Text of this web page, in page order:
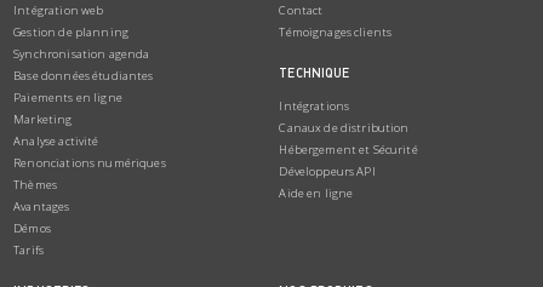
Intégration web
Gestion de planning
Synchronisation agenda
Base données étudiantes
Paiements en ligne
Marketing
Analyse activité
Renonciations numériques
Thèmes
Avantages
Démos
Tarifs
Contact
Témoignages clients
TECHNIQUE
Intégrations
Canaux de distribution
Hébergement et Sécurité
Développeurs API
Aide en ligne